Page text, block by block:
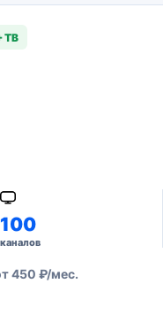
ТВ
100
каналов
450 ₽/мес.